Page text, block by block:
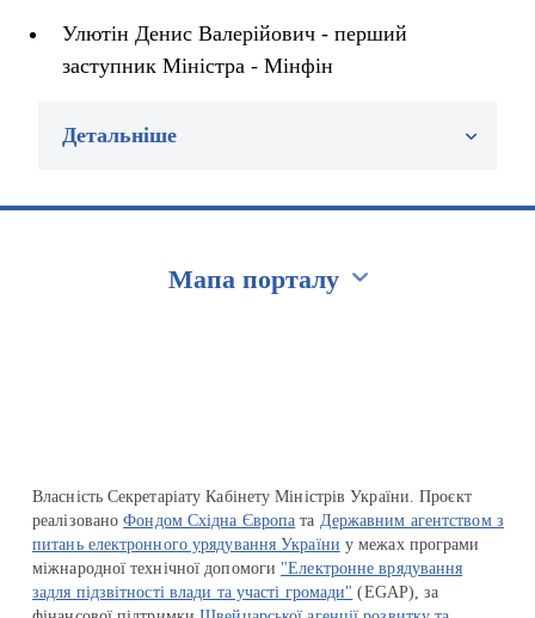
Улютін Денис Валерійович - перший
заступник Міністра - Мінфін
Детальніше
Мапа порталу
Власність Секретаріату Кабінету Міністрів України. Проєкт
реалізованоФондом Східна Європа та Державним агентством з
питань електронного урядування України у межах програми
міжнародної технічної допомоги "Електронне врядування
задля підзвітності влади та участі громади" (EGAP), за